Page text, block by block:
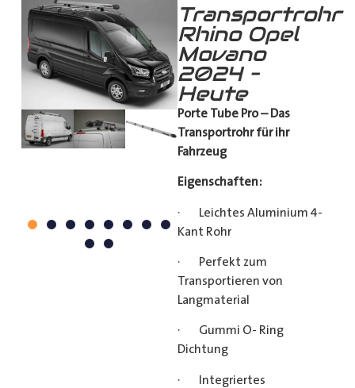
Transportrohr
Rhino Opel
Movano
2024 –
Heute
Porte Tube Pro – Das
Transportrohr für ihr
Fahrzeug
Eigenschaften:
· Leichtes Aluminium 4-
Kant Rohr
· Perfekt zum
Transportieren von
Langmaterial
· Gummi O- Ring
Dichtung
· Integriertes